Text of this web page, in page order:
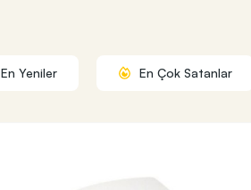
En Çok Satanlar
En Yeniler